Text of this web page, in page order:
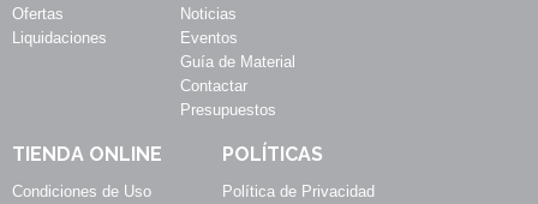
Ofertas
Liquidaciones
Noticias
Eventos
Guía de Material
Contactar
Presupuestos
TIENDA ONLINE
Condiciones de Uso
POLÍTICAS
Política de Privacidad